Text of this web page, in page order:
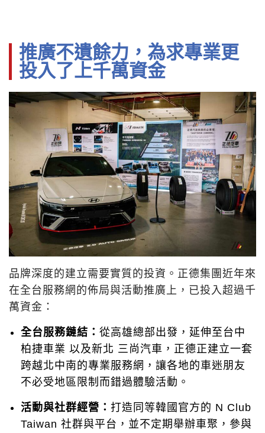
推廣不遺餘力，為求專業更
投入了上千萬資金
品牌深度的建立需要實質的投資。正德集團近年來
在全台服務網的佈局與活動推廣上，已投入超過千
萬資金：
全台服務鏈結： 從高雄總部出發，延伸至台中
柏捷車業 以及新北 三尚汽車，正德正建立一套
跨越北中南的專業服務網，讓各地的車迷朋友
不必受地區限制而錯過體驗活動。
活動與社群經營： 打造同等韓國官方的 N Club
Taiwan 社群與平台，並不定期舉辦車聚，參與